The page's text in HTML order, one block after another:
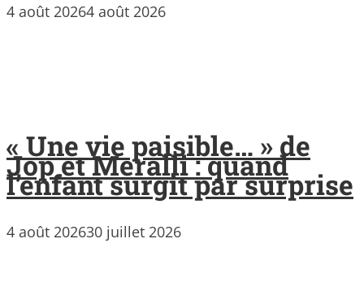
4 août 20264 août 2026
« Une vie paisible… » de
Jop et Meralli : quand
l’enfant surgit par surprise
4 août 202630 juillet 2026